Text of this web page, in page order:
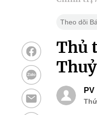
Theo dõi
Thủ
PV